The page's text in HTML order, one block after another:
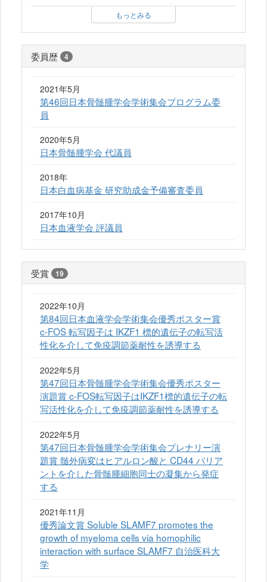
もっとみる
委員歴 4
2021年5月
第46回日本骨髄腫学会学術集会プログラム委
員
2020年5月
日本骨髄腫学会 代議員
2018年
日本白血病基金 研究助成金予備審査委員
2017年10月
日本血液学会 評議員
受賞 19
2022年10月
第84回日本血液学会学術集会優秀ポスター賞
c-FOS 転写因子は IKZF1 標的遺伝子の転写活
性化を介して免疫調節薬耐性を誘導する
2022年5月
第47回日本骨髄腫学会学術集会優秀ポスター
演題賞 c-FOS転写因子はIKZF1標的遺伝子の転
写活性化を介して免疫調節薬耐性を誘導する
2022年5月
第47回日本骨髄腫学会学術集会プレナリー演
題賞 髄外病変はヒアルロン酸と CD44 バリア
ントを介した骨髄腫細胞同士の凝集から発症
する
2021年11月
優秀論文賞 Soluble SLAMF7 promotes the
growth of myeloma cells via homophilic
interaction with surface SLAMF7 自治医科大
学